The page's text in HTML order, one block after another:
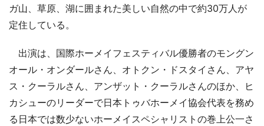
ガ山、草原、湖に囲まれた美しい自然の中で約30万人が
定住している。
出演は、国際ホーメイフェスティバル優勝者のモングン
オール・オンダールさん、オトクン・ドスタイさん、アヤ
ス・クーラルさん、アンザット・クーラルさんのほか、ヒ
カシューのリーダーで日本トゥバホーメイ協会代表を務め
る日本では数少ないホーメイスペシャリストの巻上公一さ